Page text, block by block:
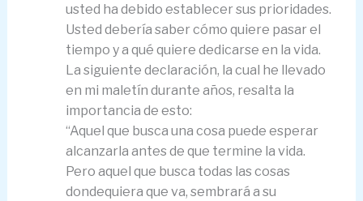
usted ha debido establecer sus prioridades.
Usted debería saber cómo quiere pasar el
tiempo y a qué quiere dedicarse en la vida.
La siguiente declaración, la cual he llevado
en mi maletín durante años, resalta la
importancia de esto:
“Aquel que busca una cosa puede esperar
alcanzarla antes de que termine la vida.
Pero aquel que busca todas las cosas
dondequiera que va, sembrará a su